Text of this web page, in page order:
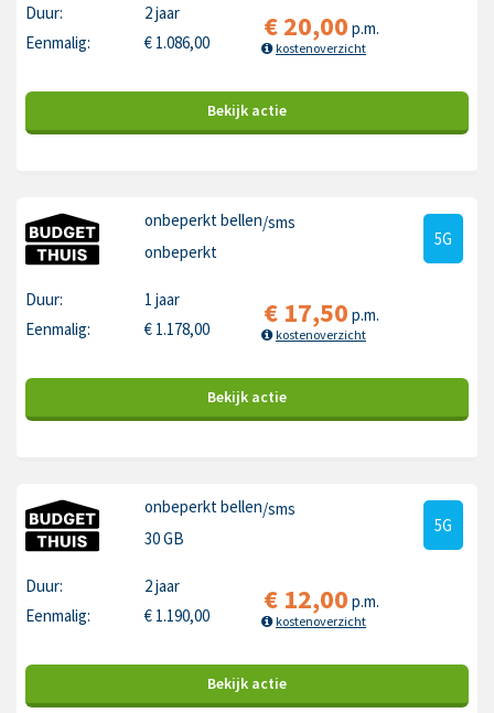
Duur:
2 jaar
Eenmalig:
€ 1.086,00 €20,00 p.m.
kostenoverzicht
Bekijk actie
onbeperkt bellen/sms
onbeperkt
5G
Duur:
1 jaar
Eenmalig:
€ 1.178,00 € 17,50 p.m.
kostenoverzicht
Bekijk actie
onbeperkt bellen/sms
30 GB
5G
Duur:
2 jaar
Eenmalig:
€ 1.190,00 € 12,00 p.m.
kostenoverzicht
Bekijk actie